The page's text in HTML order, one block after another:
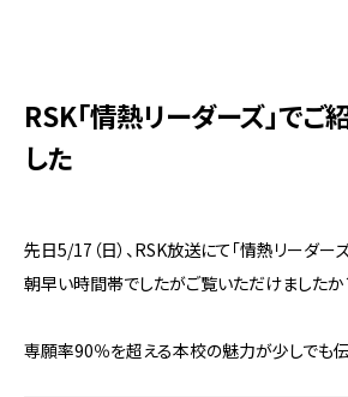
RSK「情熱リーダーズ」でご
した
先日5/17（日）、RSK放送にて「情熱リーダー
朝早い時間帯でしたがご覧いただけましたか
専願率90％を超える本校の魅力が少しでも